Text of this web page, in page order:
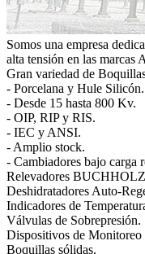
Somos una empresa
alta tensión en las
Gran variedad de
- Porcelana y Hule Silicón.
- Desde 15 hasta 800 Kv.
- OIP, RIP y RIS.
- IEC y ANSI.
- Amplio stock.
- Cambiadores bajo carga
Relevadores
Deshidratadores Auto-
Indicadores de
Válvulas de Sobrepresión.
Dispositivos de Monitoreo
Boquillas sólidas.